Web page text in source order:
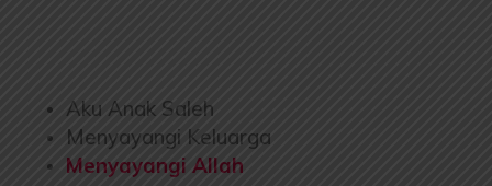
Aku Anak Saleh
Menyayangi Keluarga
Menyayangi Allah